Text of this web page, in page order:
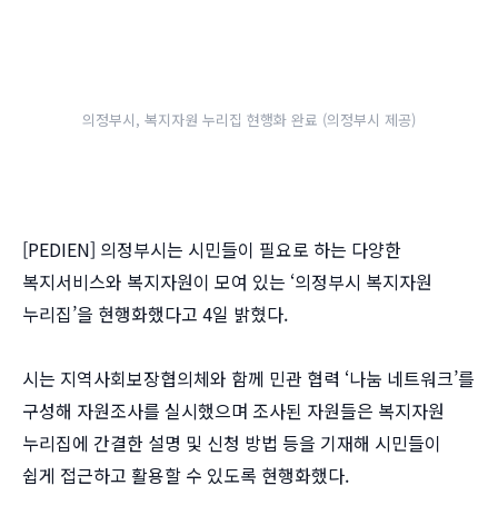
의정부시, 복지자원 누리집 현행화 완료 (의정부시 제공)
[PEDIEN] 의정부시는 시민들이 필요로 하는 다양한
복지서비스와 복지자원이 모여 있는 ‘의정부시 복지자원
누리집’을 현행화했다고 4일 밝혔다.
시는 지역사회보장협의체와 함께 민관 협력 ‘나눔 네트워크’를
구성해 자원조사를 실시했으며 조사된 자원들은 복지자원
누리집에 간결한 설명 및 신청 방법 등을 기재해 시민들이
쉽게 접근하고 활용할 수 있도록 현행화했다.